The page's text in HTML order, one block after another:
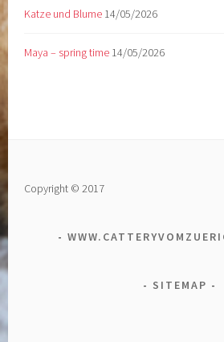
Katze und Blume 14/05/2026
Maya – spring time 14/05/2026
Copyright © 2017
SITEMAP